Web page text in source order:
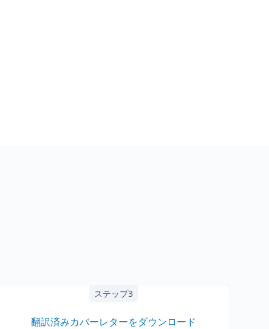
ステップ3
翻訳済みカバーレターをダウンロード